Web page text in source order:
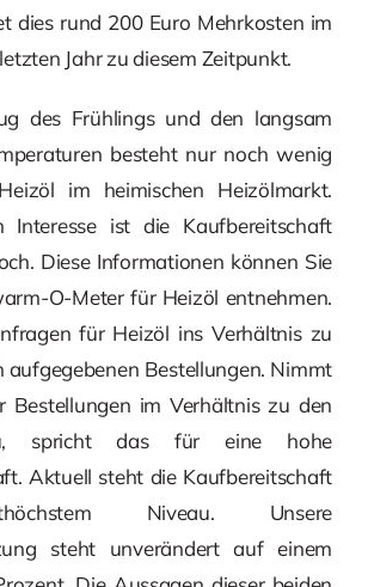
dies rund 200 Euro Mehrkosten im
Jahr zu diesem Zeitpunkt.
des Frühlings und den langsam
besteht nur noch wenig
im heimischen Heizölmarkt.
Interesse ist die Kaufbereitschaft
Diese Informationen können Sie
O-Meter für Heizöl entnehmen.
für Heizöl ins Verhältnis zu
aufgegebenen Bestellungen. Nimmt
Bestellungen im Verhältnis zu den
spricht das für eine hohe
Aktuell steht die Kaufbereitschaft
Niveau. Unsere
steht unverändert auf einem